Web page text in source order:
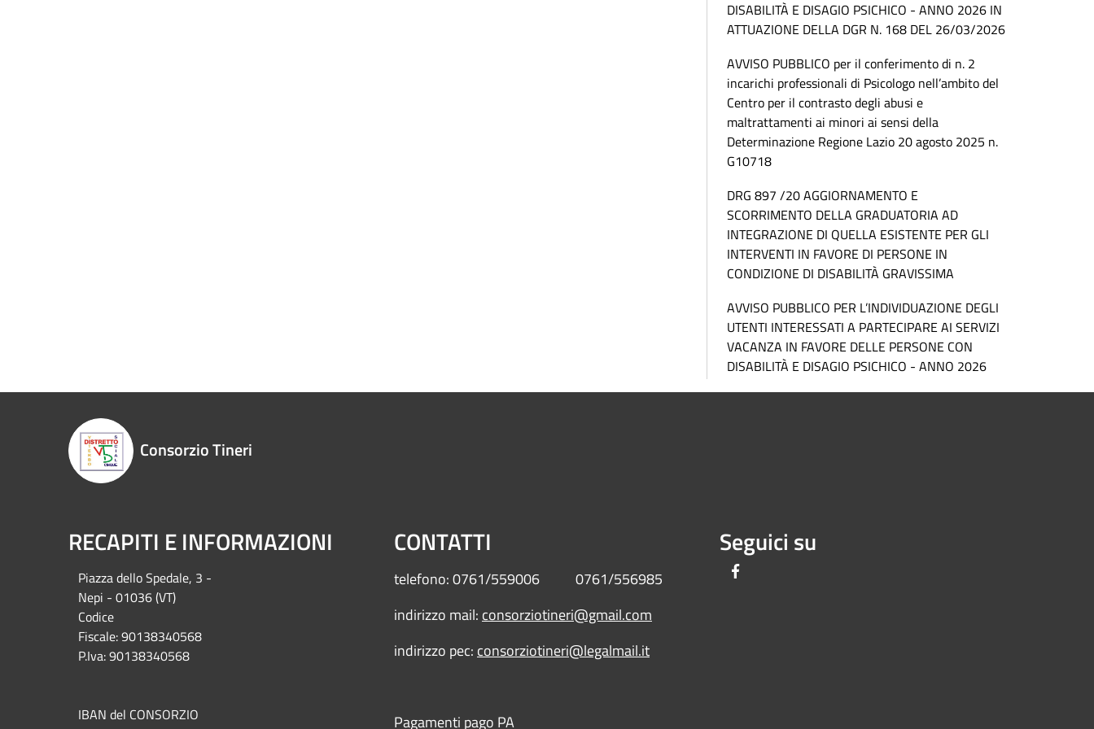
DISABILITÀ E DISAGIO PSICHICO - ANNO 2026 IN
ATTUAZIONE DELLA DGR N. 168 DEL 26/03/2026
AVVISO PUBBLICO per il conferimento di n. 2
incarichi professionali di Psicologo nell’ambito del
Centro per il contrasto degli abusi e
maltrattamenti ai minori ai sensi della
Determinazione Regione Lazio 20 agosto 2025 n.
G10718
DRG 897 /20 AGGIORNAMENTO E
SCORRIMENTO DELLA GRADUATORIA AD
INTEGRAZIONE DI QUELLA ESISTENTE PER GLI
INTERVENTI IN FAVORE DI PERSONE IN
CONDIZIONE DI DISABILITÀ GRAVISSIMA
AVVISO PUBBLICO PER L’INDIVIDUAZIONE DEGLI
UTENTI INTERESSATI A PARTECIPARE AI SERVIZI
VACANZA IN FAVORE DELLE PERSONE CON
DISABILITÀ E DISAGIO PSICHICO - ANNO 2026
Consorzio Tineri
RECAPITI E INFORMAZIONI
Piazza dello Spedale, 3 -
Nepi - 01036 (VT)
Codice
Fiscale: 90138340568
P.Iva: 90138340568
IBAN del CONSORZIO
CONTATTI
telefono: 0761/559006 0761/556985
indirizzo mail: consorziotineri@gmail.com
indirizzo pec: consorziotineri@legalmail.it
Pagamenti pago PA
Seguici su